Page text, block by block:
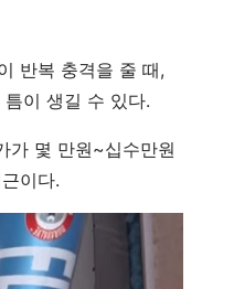
반복 충격을 줄 때,
이 생길 수 있다.
가 몇 만원~십수만원
이다.